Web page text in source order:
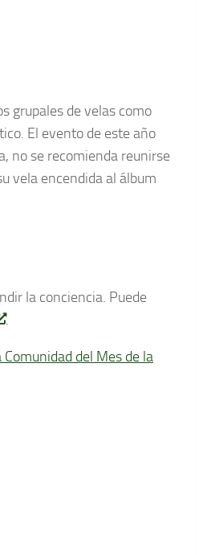
grupales de velas como
El evento de este año
no se recomienda reunirse
vela encendida al álbum
la conciencia. Puede
.
Comunidad del Mes de la